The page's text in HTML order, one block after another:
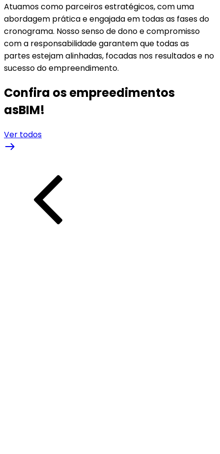
Atuamos como parceiros estratégicos, com uma
abordagem prática e engajada em todas as fases do
cronograma. Nosso senso de dono e compromisso
com a responsabilidade garantem que todas as
partes estejam alinhadas, focadas nos resultados e no
sucesso do empreendimento.
Confira os empreedimentos
asBIM!
Ver todos